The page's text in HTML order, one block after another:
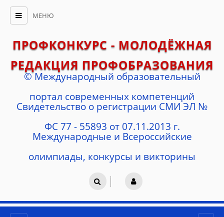
МЕНЮ
ПРОФКОНКУРС - МОЛОДЁЖНАЯ
РЕДАКЦИЯ ПРОФОБРАЗОВАНИЯ
© Международный образовательный
портал современных компетенций
Cвидетельство о регистрации СМИ ЭЛ №
ФС 77 - 55893 от 07.11.2013 г.
Международные и Всероссийские
олимпиады, конкурсы и викторины